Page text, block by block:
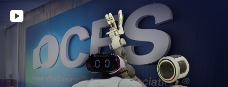
들의 경쟁력은 어디에 있는지, 가전의 로봇화는 어디까지 진행되고 있는
지, 또 단순한 참관을 넘어 글로벌 무대에서 실질적인 사업 성과를 도출하
기 위해 필요한 준비까지. 한재권 한양대 교수, 차경진 한양대 교수, 전진수
볼드스텝 대표와 함께 CES2026을 총정리했습니다.